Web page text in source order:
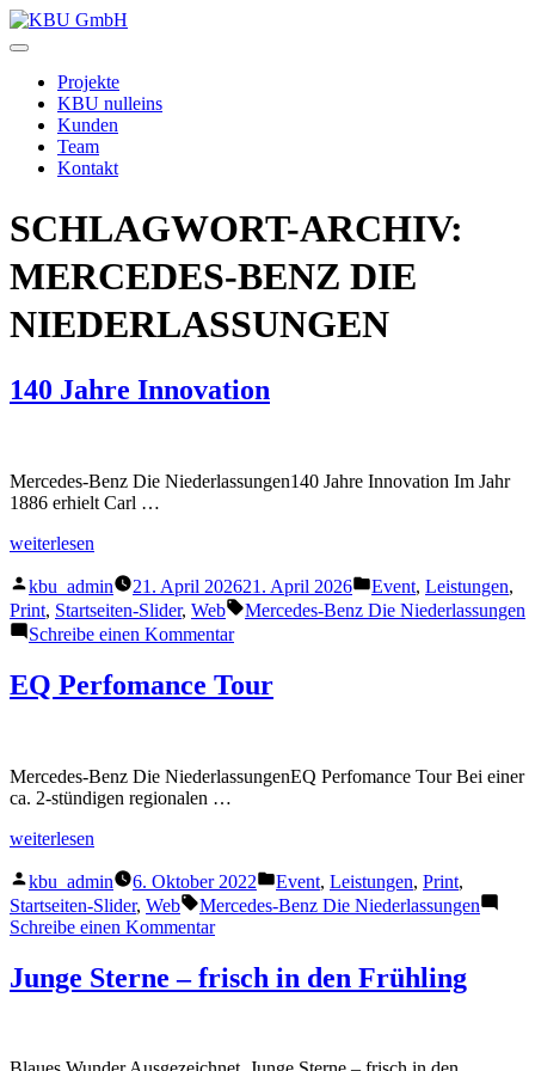
Zum
Inhalt
KBU
Projekte
KBU nulleins
Kunden
Team
Kontakt
SCHLAGWORT-ARCHIV:
MERCEDES-BENZ DIE
NIEDERLASSUNGEN
140 Jahre Innovation
Mercedes-Benz Die Niederlassungen140 Jahre Innovation Im Jahr
1886 erhielt Carl …
„140
Innovation“
weiterlesen
Veröffentlicht
von
kbu_admin 21. April 202621. April 2026
Veröffentlicht
unter
Event, Leistungen,
Print, Startseiten-Slider, Web Schlagwörter:
Mercedes-Benz Die Niederlassungen
Schreibe einen Kommentarzu
Innovation
EQ Perfomance Tour
Mercedes-Benz Die NiederlassungenEQ Perfomance Tour Bei einer
ca. 2-stündigen regionalen …
„EQ
Tour“
weiterlesen
Veröffentlicht
von
kbu_admin 6. Oktober 2022
Veröffentlicht
unter
Event, Leistungen, Print,
Startseiten-Slider, Web Schlagwörter:
Mercedes-Benz Die Niederlassungen
Schreibe einen Kommentarzu
Perfomance
Tour
Junge Sterne – frisch in den Frühling